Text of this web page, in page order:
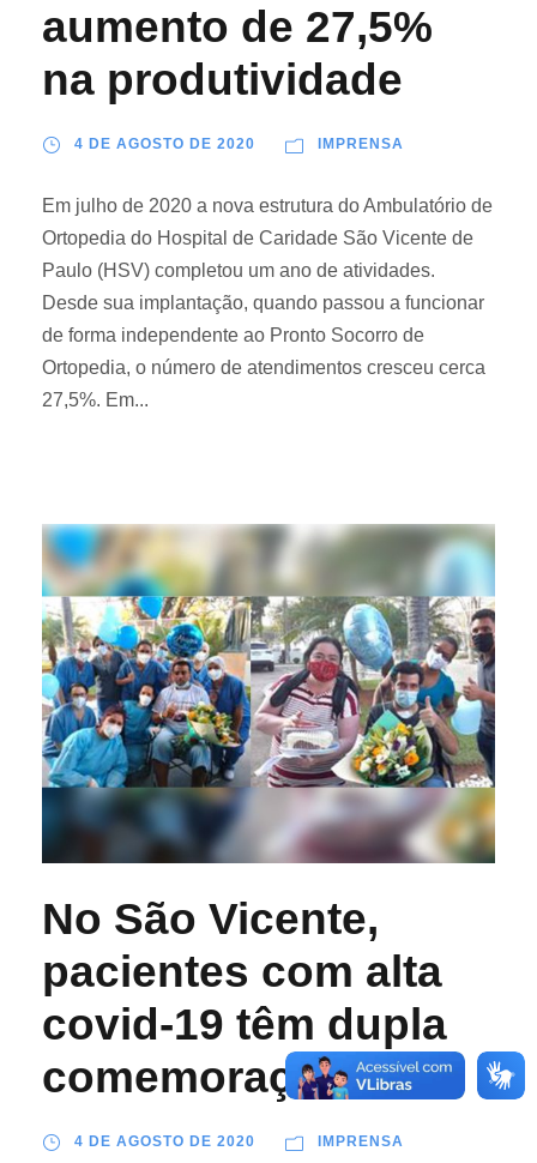
aumento de 27,5%
na produtividade
4 DE AGOSTO DE 2020 IMPRENSA
Em julho de 2020 a nova estrutura do Ambulatório de
Ortopedia do Hospital de Caridade São Vicente de
Paulo (HSV) completou um ano de atividades.
Desde sua implantação, quando passou a funcionar
de forma independente ao Pronto Socorro de
Ortopedia, o número de atendimentos cresceu cerca
27,5%. Em...
No São Vicente,
pacientes com alta
covid-19 têm dupla
comemoração
4 DE AGOSTO DE 2020 IMPRENSA